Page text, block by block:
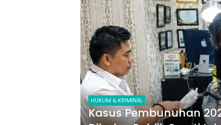
HUKUM & KRIMINAL
Kasus Pembunuhan